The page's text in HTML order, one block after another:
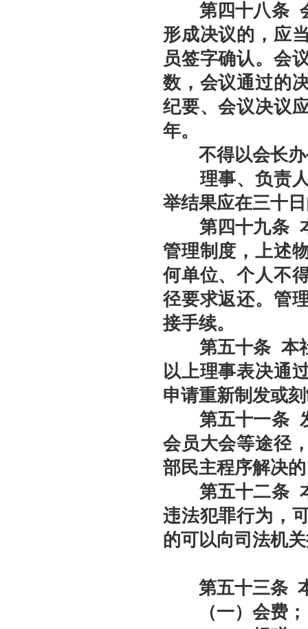
第四十八条
形成决议的，应
员签字确认。会
数，会议通过的
纪要、会议决议
年。
不得以会长办
理事、负责人
举结果应在三十
第四十九条
管理制度，上述
何单位、个人不
径要求返还。管
接手续。
第五十条 本
以上理事表决通
申请重新制发或
第五十一条
会员大会等途径
部民主程序解决
第五十二条
违法犯罪行为，
的可以向司法机
第五十三条
（一）会费；